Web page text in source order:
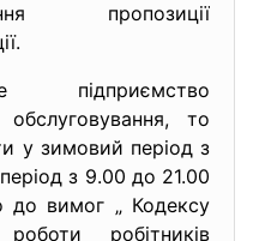
пропозиції
підприємство
то
у зимовий період з
з 9.00 до 21.00
до вимог „ Кодексу
робітників